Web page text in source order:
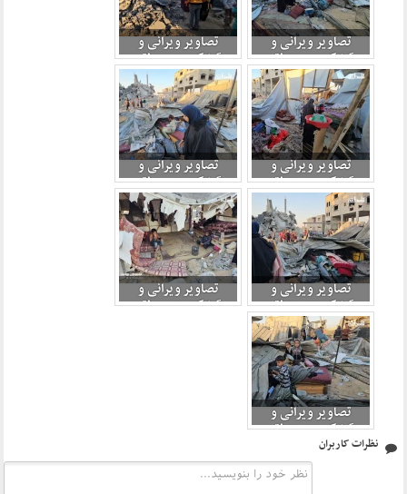
تصاویر ویرانی و
آوارگی در منطقه
البراق ، غرب خان
یونس پس از حمله
صهیونیستی 4
تصاویر ویرانی و
آوارگی در منطقه
البراق ، غرب خان
یونس پس از حمله
صهیونیستی 5
تصاویر ویرانی و
آوارگی در منطقه
البراق ، غرب خان
یونس پس از حمله
صهیونیستی 6
تصاویر ویرانی و
آوارگی در منطقه
البراق ، غرب خان
یونس پس از حمله
صهیونیستی 7
تصاویر ویرانی و
آوارگی در منطقه
البراق ، غرب خان
یونس پس از حمله
صهیونیستی 8
تصاویر ویرانی و
آوارگی در منطقه
تصاویر ویرانی و
آوارگی در منطقه
البراق ، غرب خان
یونس پس از حمله
صهیونیستی 10
نظرات کاربران